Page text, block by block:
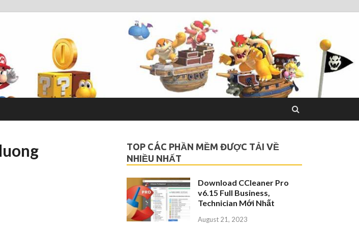
TOP CÁC PHẦN MỀM ĐƯỢC TẢI VỀ
NHIỀU NHẤT
Download CCleaner Pro
v6.15 Full Business,
Technician Mới Nhất
August 21, 2023